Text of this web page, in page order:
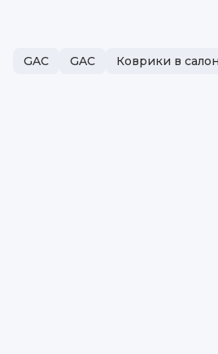
GAC GAC Коврики в